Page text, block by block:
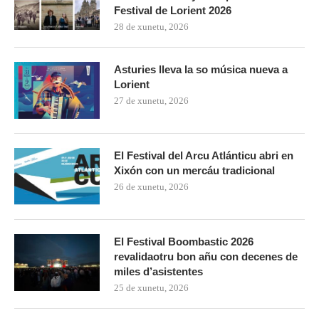
Festival de Lorient 2026
28 de xunetu, 2026
Asturies lleva la so música nueva a
Lorient
27 de xunetu, 2026
El Festival del Arcu Atlánticu abri en
Xixón con un mercáu tradicional
26 de xunetu, 2026
El Festival Boombastic 2026
revalidaotru bon añu con decenes de
miles d’asistentes
25 de xunetu, 2026